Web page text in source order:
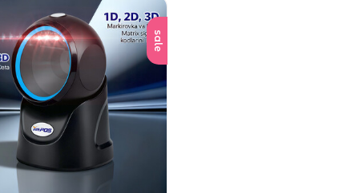
sale